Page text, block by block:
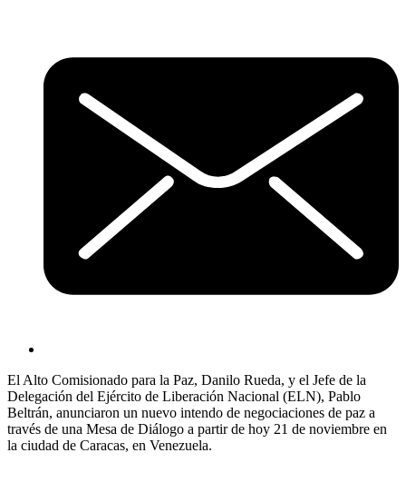
El Alto Comisionado para la Paz, Danilo Rueda, y el Jefe de la
Delegación del Ejército de Liberación Nacional (ELN), Pablo
Beltrán, anunciaron un nuevo intendo de negociaciones de paz a
través de una Mesa de Diálogo a partir de hoy 21 de noviembre en
la ciudad de Caracas, en Venezuela.